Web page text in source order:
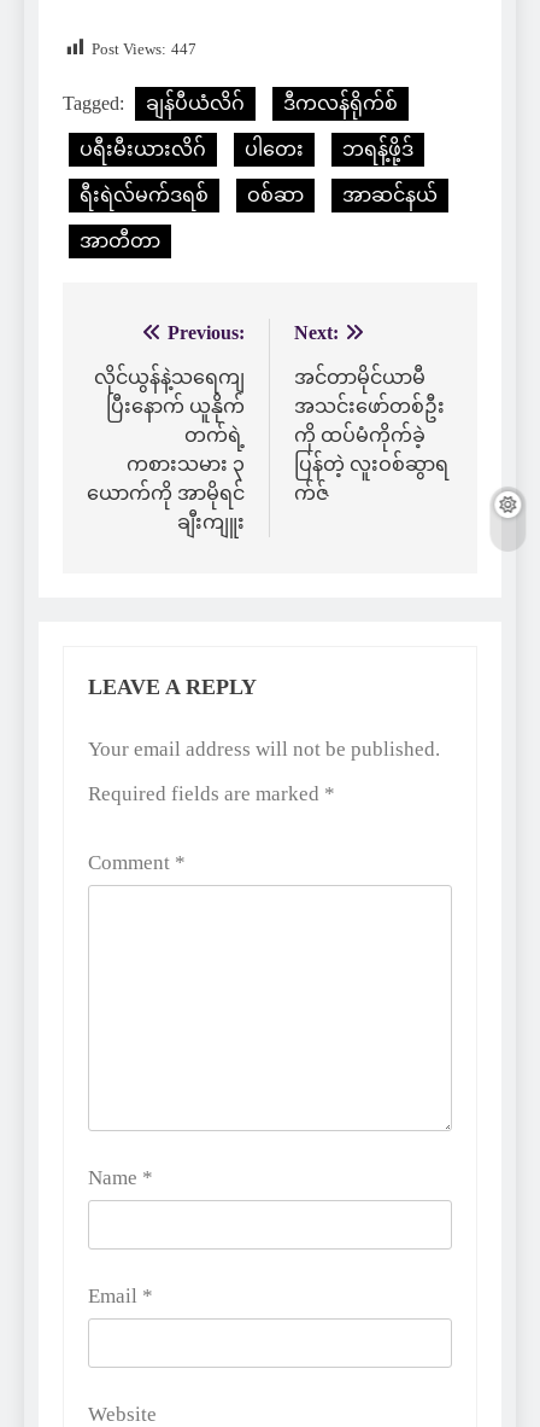
Post Views: 447
Tagged: ချန်ပီယံလိဂ် ဒီကလန်ရိုက်စ်
ပရီးမီးယားလိဂ် ပါတေး ဘရန့်ဖို့ဒ်
ရီးရဲလ်မက်ဒရစ် ဝစ်ဆာ အာဆင်နယ်
အာတီတာ
navigation
Previous:
လိုင်ယွန်နဲ့သရေကျ
ပြီးနောက် ယူနိုက်
တက်ရဲ့
ကစားသမား ၃
ယောက်ကို အာမိုရင်
ချီးကျူး
Next:
အင်တာမိုင်ယာမီ
အသင်းဖော်တစ်ဦး
ကို ထပ်မံကိုက်ခဲ့
ပြန်တဲ့ လူးဝစ်ဆွာရ
က်ဇ်
LEAVE A REPLY
Your email address will not be published.
Required fields are marked *
Comment *
Name *
Email *
Website